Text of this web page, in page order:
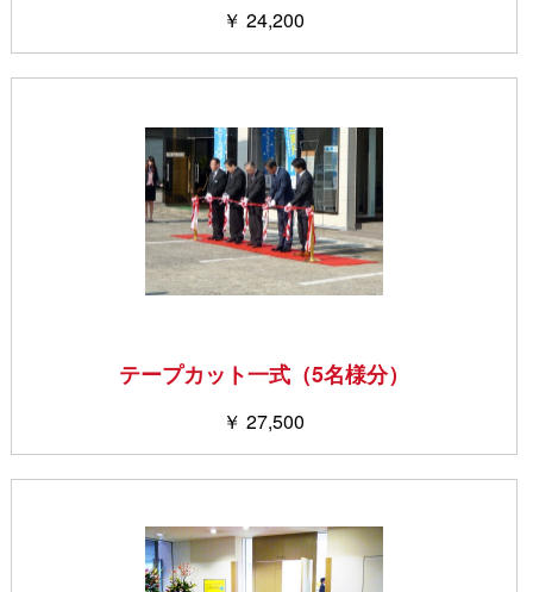
￥ 24,200
テープカット一式（5名様分）
￥ 27,500